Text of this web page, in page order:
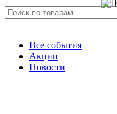
Все события
Акции
Новости